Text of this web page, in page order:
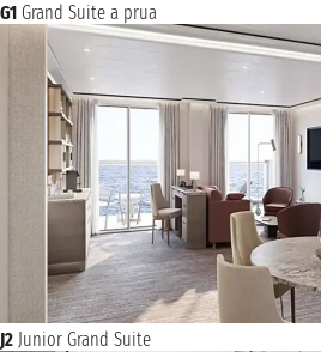
G1 Grand Suite a prua
J2 Junior Grand Suite